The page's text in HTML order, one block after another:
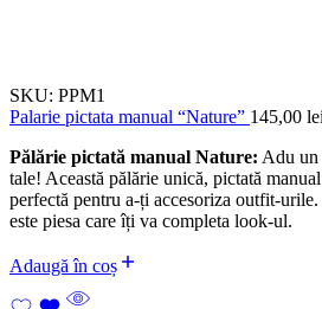
SKU: PPM1
Palarie pictata manual “Nature” 145,00 lei
Pălărie pictată manual Nature: Adu un
tale! Această pălărie unică, pictată
perfectă pentru a-ți accesoriza outfit-
este piesa care îți va completa look-ul.
Adaugă în coș